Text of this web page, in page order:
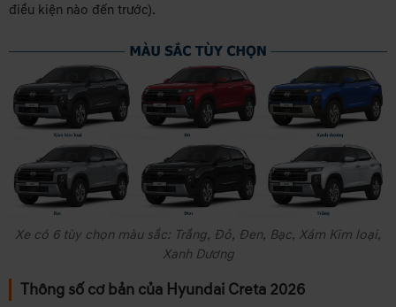
điều kiện nào đến trước).
Xe có 6 tùy chọn màu sắc: Trắng, Đỏ, Đen, Bạc, Xám Kim loại,
Xanh Dương
Thông số cơ bản của Hyundai Creta 2026